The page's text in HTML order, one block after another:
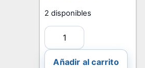
2 disponibles
Añadir al carrito